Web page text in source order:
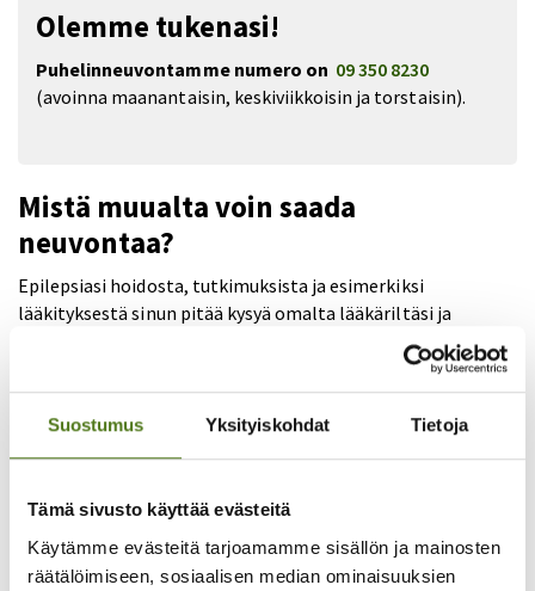
Suostumus Yksityiskohdat Tietoja
Tämä sivusto käyttää evästeitä
Käytämme evästeitä tarjoamamme sisällön ja mainosten
räätälöimiseen, sosiaalisen median ominaisuuksien
Olemme tukenasi!
Puhelinneuvontamme numero on 09 350 8230
(avoinna maanantaisin, keskiviikkoisin ja torstaisin).
Mistä muualta voin saada
neuvontaa?
Epilepsiasi hoidosta, tutkimuksista ja esimerkiksi
lääkityksestä sinun pitää kysyä omalta lääkäriltäsi ja
hoitajaltasi. Myöskään juridista neuvontaa meillä ei ole
Järjestöjen sosiaaliturvaoppaastalöydät tietoa
pitkäaikaissairaiden ja vammaisten ihmisten palveluista ja
Tutustu ja tule mukaan myös eri teemoista järjestettäviin
maksuttomiinverkkotapaamisiin.